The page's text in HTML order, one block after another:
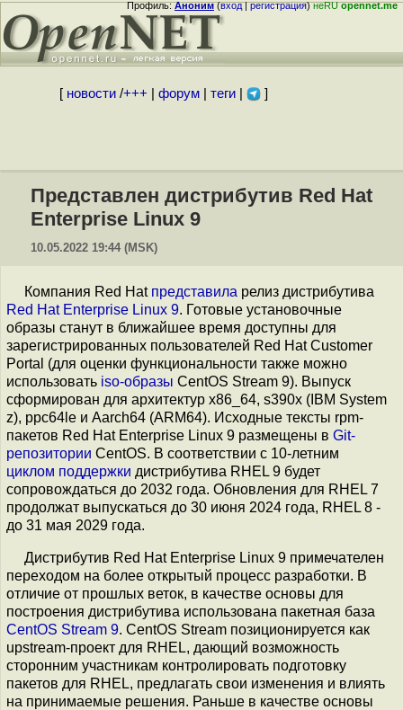
Профиль:Аноним(вход|регистрация)неRUopennet.me
[ новости/+++ форум| теги| ]
Представлен дистрибутив Red Hat
Enterprise Linux 9
10.05.2022 19:44 (MSK)
Компания Red Hat представила релиз дистрибутива
Red Hat Enterprise Linux 9. Готовые установочные
образы станут в ближайшее время доступны для
зарегистрированных пользователей Red Hat Customer
Portal (для оценки функциональности также можно
использовать iso-образы CentOS Stream 9). Выпуск
сформирован для архитектур x86_64, s390x (IBM System
z), ppc64le и Aarch64 (ARM64). Исходные тексты rpm-
пакетов Red Hat Enterprise Linux 9 размещены в Git-
репозитории CentOS. В соответствии с 10-летним
циклом поддержки дистрибутива RHEL 9 будет
сопровождаться до 2032 года. Обновления для RHEL 7
продолжат выпускаться до 30 июня 2024 года, RHEL 8 -
до 31 мая 2029 года.
Дистрибутив Red Hat Enterprise Linux 9 примечателен
переходом на более открытый процесс разработки. В
отличие от прошлых веток, в качестве основы для
построения дистрибутива использована пакетная база
CentOS Stream 9. CentOS Stream позиционируется как
upstream-проект для RHEL, дающий возможность
сторонним участникам контролировать подготовку
пакетов для RHEL, предлагать свои изменения и влиять
на принимаемые решения. Раньше в качестве основы